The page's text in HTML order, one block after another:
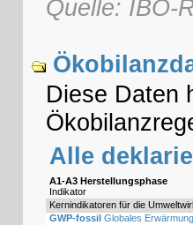
Quelle: IBO-
Diese Daten
Alle
A1-A3 Herstellungsphase
Indikator
Kernindikatoren für die
GWP-fossil Globales